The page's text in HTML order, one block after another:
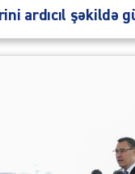
ardıcıl şəkildə